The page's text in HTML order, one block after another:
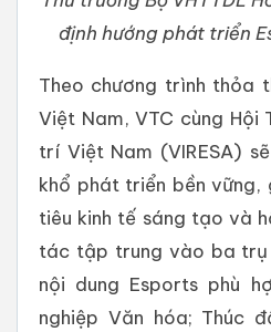
định hướng phát triển
Theo chương trình thỏa
Việt Nam, VTC cùng
trí Việt Nam (VIRESA)
khổ phát triển bền
tiêu kinh tế sáng tạo và
tác tập trung vào ba trụ
nội dung Esports phù
nghiệp Văn hóa; Thúc